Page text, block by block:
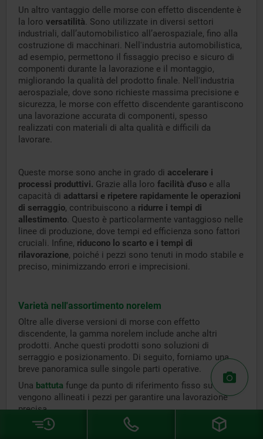
Un altro vantaggio delle morse con effetto discendente è
la loro versatilità. Sono utilizzate in diversi settori
industriali, dall’automobilistico all’aerospaziale, fino alla
costruzione di macchinari. Nell'industria automobilistica,
ad esempio, permettono il fissaggio preciso e sicuro di
componenti durante la lavorazione e il montaggio,
migliorando la qualità del prodotto finale. Nell'industria
aerospaziale, dove sono richieste massima precisione e
sicurezza, le morse con effetto discendente garantiscono
una lavorazione accurata di componenti, spesso
realizzati con materiali di alta qualità e difficili da
lavorare.
Queste morse sono anche in grado di accelerare i
processi produttivi. Grazie alla loro facilità d'uso e alla
capacità di adattarsi e ripetere rapidamente le operazioni
di serraggio, contribuiscono a ridurre i tempi di
allestimento. Questo è particolarmente vantaggioso nelle
linee di produzione, dove tempi ed efficienza sono fattori
cruciali. Infine, riducono lo scarto e i tempi di
rilavorazione, poiché i pezzi sono tenuti in modo stabile e
preciso, minimizzando errori e imprecisioni.
Varietà nell'assortimento norelem
Oltre alle diverse versioni di morse con effetto
discendente, la gamma norelem include anche altri
prodotti. Anche questi prodotti sono soluzioni di
serraggio e posizionamento. Di seguito, forniamo una
breve panoramica sulle singole parti operative.
Una battuta funge da punto di riferimento fisso su cui
vengono allineati i pezzi per garantire una lavorazione
precisa.
serraggi piatti
sono dispositivi di serraggio utilizzati in